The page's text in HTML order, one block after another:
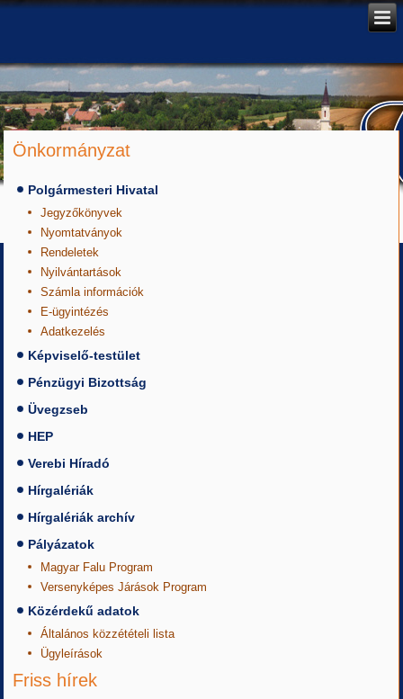
Önkormányzat
Polgármesteri Hivatal
Jegyzőkönyvek
Nyomtatványok
Rendeletek
Nyilvántartások
Számla információk
E-ügyintézés
Adatkezelés
Képviselő-testület
Pénzügyi Bizottság
Üvegzseb
HEP
Verebi Híradó
Hírgalériák
Hírgalériák archív
Pályázatok
Magyar Falu Program
Versenyképes Járások Program
Közérdekű adatok
Általános közzétételi lista
Ügyleírások
Friss hírek